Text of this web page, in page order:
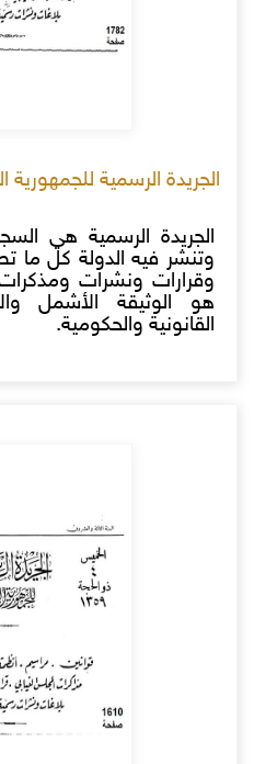
الجريدة الرسمية للجمهورية
الجريدة الرسمية هي
وتنشر فيه الدولة كل ما
وقرارات ونشرات
هو الوثيقة الأشمل
القانونية والحكومية.